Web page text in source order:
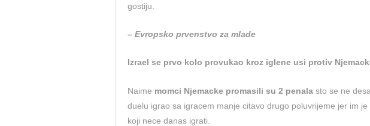
gostiju.
– Evropsko prvenstvo za mlade
Izrael se prvo kolo provukao kroz iglene usi protiv
Naime momci Njemacke promasili su 2 penala sto se ne
duelu igrao sa igracem manje citavo drugo poluvrijeme jer im
koji nece danas igrati.